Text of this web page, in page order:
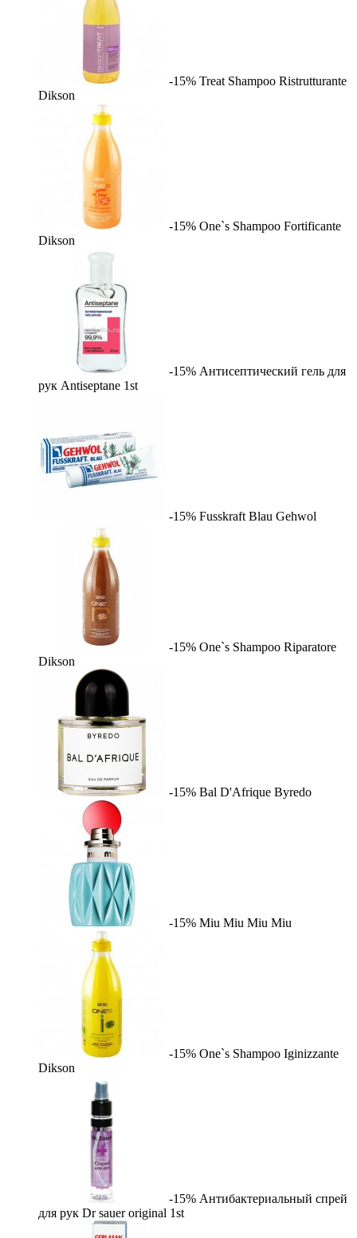
-15% Treat Shampoo Ristrutturante
Dikson
-15% One`s Shampoo Fortificante
Dikson
-15% Антисептический гель для
рук Antiseptane 1st
-15% Fusskraft Blau Gehwol
-15% One`s Shampoo Riparatore
Dikson
-15% Bal D'Afrique Byredo
-15% Miu Miu Miu Miu
-15% One`s Shampoo Iginizzante
Dikson
-15% Антибактериальный спрей
для рук Dr sauer original 1st